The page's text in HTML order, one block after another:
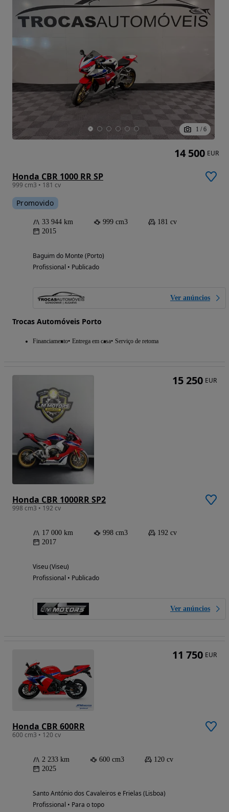
1 / 6
Honda CBR 1000 RR SP
999 cm3 • 181 cv
Promovido
33 944 km 999 cm3
181 cv
2015
Baguim do Monte (Porto)
Profissional • Publicado
Ver anúncios
Trocas Automóveis Porto
Financiamento Entrega em casa Serviço de retoma
14 500 EUR
Honda CBR 1000RR SP2
998 cm3 • 192 cv
17 000 km 998 cm3
192 cv
2017
Viseu (Viseu)
Profissional • Publicado
Ver anúncios
15 250 EUR
Honda CBR 600RR
600 cm3 • 120 cv
2 233 km 600 cm3
120 cv
2025
Santo António dos Cavaleiros e Frielas (Lisboa)
Profissional • Para o topo
11 750 EUR